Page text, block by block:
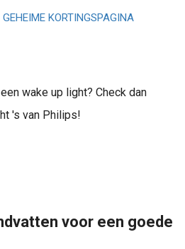
KORTINGSPAGINA
wake up light? Check dan
's van Philips!
voor een goede